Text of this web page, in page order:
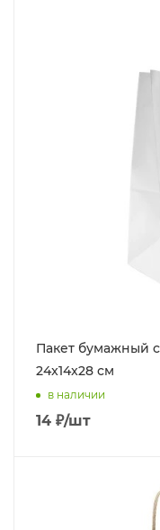
Пакет бумажный с
24x14x28 см
в наличии
14 ₽/шт